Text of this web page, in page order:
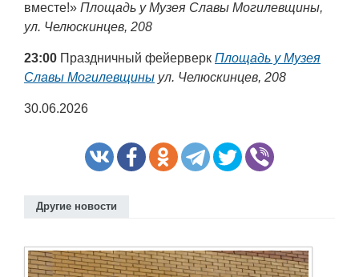
вместе!» Площадь у Музея Славы Могилевщины,
ул. Челюскинцев, 208
23:00 Праздничный фейерверк Площадь у Музея
Славы Могилевщины ул. Челюскинцев, 208
30.06.2026
Другие новости